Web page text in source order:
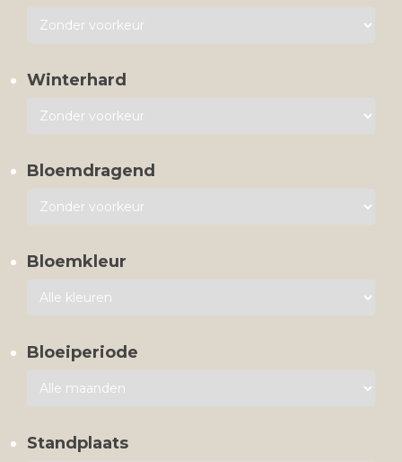
Winterhard
Bloemdragend
Bloemkleur
Bloeiperiode
Standplaats